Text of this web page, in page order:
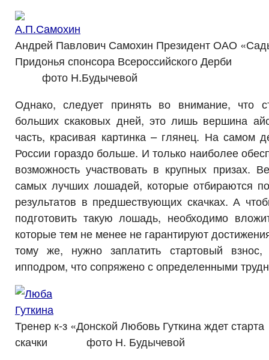
Андрей Павлович Самохин Президент ОАО
Придонья спонсора Всероссийского
фото Н.Будычевой
Однако, следует принять во внимание, что
больших скаковых дней, это лишь вершина
часть, красивая картинка – глянец. На самом
России гораздо больше. И только наиболее
возможность участвовать в крупных призах.
самых лучших лошадей, которые отбираются
результатов в предшествующих скачках. А
подготовить такую лошадь, необходимо
которые тем не менее не гарантируют
тому же, нужно заплатить стартовый
ипподром, что сопряжено с определенными
Тренер к-з «Донской Любовь Гуткина ждет старта
скачки фото Н. Будычевой